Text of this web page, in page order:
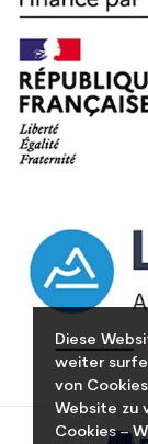
Diese
weiter
von
Website zu
Cookies –